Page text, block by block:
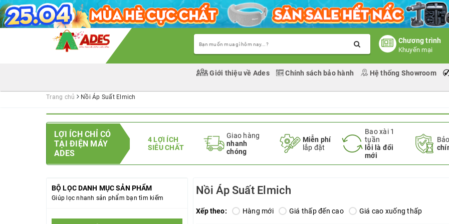
Chương trình
Khuyến mại
Giới thiệu về Ades Chính sách bảo hành Hệ thống Showroom
Trang chủ Nồi Áp Suất Elmich
LỢI ÍCH CHỈ CÓ
TẠI ĐIỆN MÁY
ADES
4 LỢI ÍCH
SIÊU CHẤT
Giao hàng
nhanh
chóng
Miễn phí
lắp đặt
Bao xài 1
tuần
lỗi là đổi
mới
BỘ LỌC DANH MỤC SẢN PHẨM
Giúp lọc nhanh sản phẩm bạn tìm kiếm
Nồi Áp Suất Elmich
Xếp theo: Hàng mới Giá thấp đến cao Giá cao xuống thấp